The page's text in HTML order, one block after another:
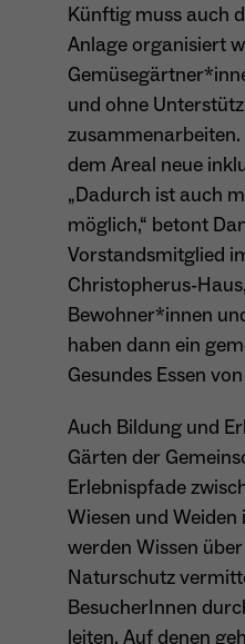
Künftig muss auch
Anlage organisiert
und ohne
dem Areal neue
„Dadurch ist auch
möglich,“ betont
Vorstandsmitglied
Christopherus-
Bewohner*innen
haben dann ein
Gesundes Essen
Auch Bildung und
Gärten der
Erlebnispfade
Wiesen und
werden Wissen
Naturschutz
BesucherInnen
leiten. Auf denen